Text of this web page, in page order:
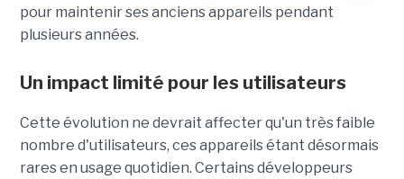
pour maintenir ses anciens appareils pendant
plusieurs années.
Un impact limité pour les utilisateurs
Cette évolution ne devrait affecter qu'un très faible
nombre d'utilisateurs, ces appareils étant désormais
rares en usage quotidien. Certains développeurs